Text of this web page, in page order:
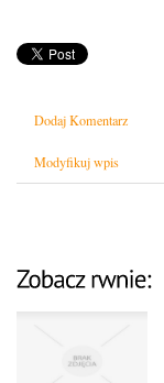
Dodaj Komentarz
Modyfikuj wpis